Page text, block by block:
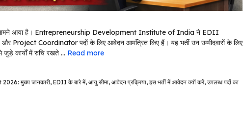
सामने आया है। Entrepreneurship Development Institute of India ने EDII
Coordinator पदों के लिए आवेदन आमंत्रित किए हैं। यह भर्ती उन उम्मीदवारों के लिए
जुड़े कार्यों में रुचि रखते … Read more
मुख्य जानकारी,EDII के बारे में,आयु सीमा,आवेदन प्रक्रिया,इस भर्ती में आवेदन क्यों करें,उपलब्ध पदों का